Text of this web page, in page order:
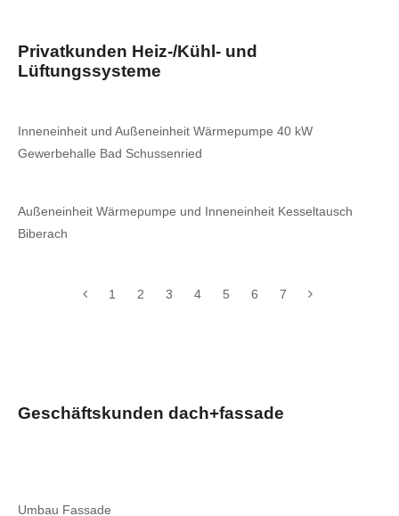
Privatkunden Heiz-/Kühl- und
Lüftungssysteme
Inneneinheit und Außeneinheit Wärmepumpe 40 kW
Gewerbehalle Bad Schussenried
Außeneinheit Wärmepumpe und Inneneinheit Kesseltausch
Biberach
1 2 3 4 5 6 7
Geschäftskunden dach+fassade
Umbau Fassade